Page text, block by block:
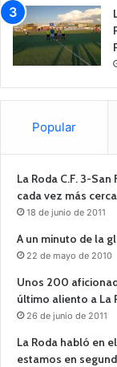
Popular
La Roda C.F. 3-
cada vez más cerca
18 de junio de 2011
A un minuto de la
22 de mayo de 2010
Unos 200
último aliento a La
26 de junio de 2011
La Roda habló en
estamos en